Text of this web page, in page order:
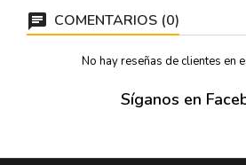
COMENTARIOS (0)
No hay reseñas de clientes en
Síganos en